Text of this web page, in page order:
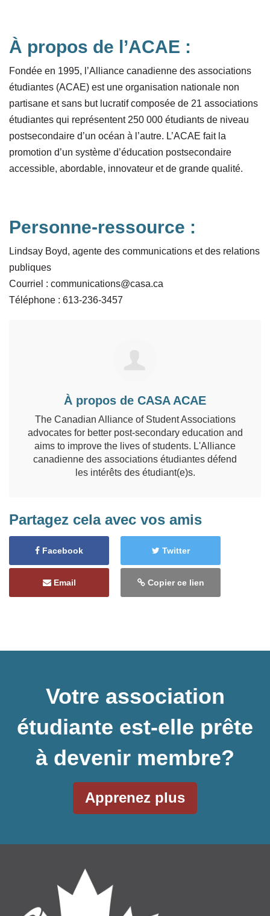
À propos de l’ACAE :
Fondée en 1995, l’Alliance canadienne des associations
étudiantes (ACAE) est une organisation nationale non
partisane et sans but lucratif composée de 21 associations
étudiantes qui représentent 250 000 étudiants de niveau
postsecondaire d’un océan à l’autre. L’ACAE fait la
promotion d’un système d’éducation postsecondaire
accessible, abordable, innovateur et de grande qualité.
Personne-ressource :
Lindsay Boyd, agente des communications et des relations
publiques
Courriel : communications@casa.ca
Téléphone : 613-236-3457
À propos de CASA ACAE
The Canadian Alliance of Student Associations
advocates for better post-secondary education and
aims to improve the lives of students. L'Alliance
canadienne des associations étudiantes défend
les intérêts des étudiant(e)s.
Partagez cela avec vos amis
Facebook Twitter
Email Copier ce lien
Votre association
étudiante est-elle prête
à devenir membre?
Apprenez plus